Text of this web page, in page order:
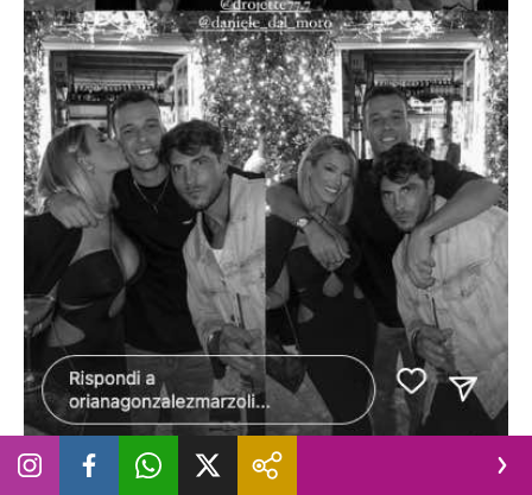
La storia Instagram di Oriana Marzoli al compleanno di Edoardo
Donamaria insieme a Daniele Dal Moro